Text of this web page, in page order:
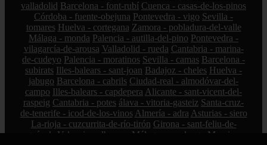
valladolid Barcelona - font-rubí Cuenca - casas-de-los-pinos
Córdoba - fuente-obejuna Pontevedra - vigo Sevilla -
tomares Huelva - cortegana Zamora - pobladura-del-valle
Málaga - monda Palencia - autilla-del-pino Pontevedra -
vilagarcía-de-arousa Valladolid - rueda Cantabria - marina-
de-cudeyo Palencia - moratinos Sevilla - camas Barcelona -
subirats Illes-balears - sant-joan Badajoz - cheles Huelva -
jabugo Barcelona - cabrils Ciudad-real - almodóvar-del-
campo Illes-balears - capdepera Alicante - sant-vicent-del-
raspeig Cantabria - potes álava - vitoria-gasteiz Santa-cruz-
de-tenerife - icod-de-los-vinos Almería - adra Asturias - siero
La-rioja - cuzcurrita-de-río-tirón Girona - sant-feliu-de-
guíxols
Valencia - alboraya Málaga - sayalonga
Murcia -